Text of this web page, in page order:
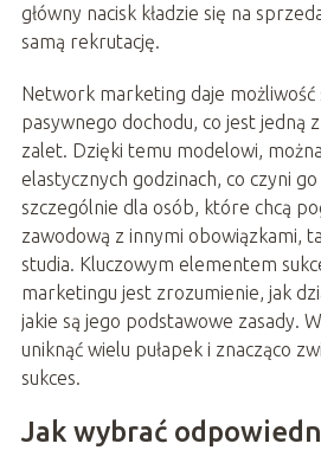
główny nacisk kładzie się na
samą rekrutację.
Network marketing daje możliwość
pasywnego dochodu, co jest jedną
zalet. Dzięki temu modelowi,
elastycznych godzinach, co czyni
szczególnie dla osób, które chcą
zawodową z innymi obowiązkami,
studia. Kluczowym elementem
marketingu jest zrozumienie, jak
jakie są jego podstawowe zasady.
uniknąć wielu pułapek i znacząco
sukces.
Jak wybrać